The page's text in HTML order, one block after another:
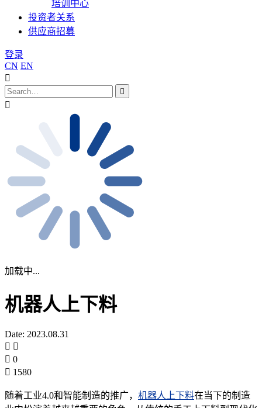
培训中心
投资者关系
供应商招募
登录
CN EN
加载中...
机器人上下料
Date: 2023.08.31
0
1580
随着工业4.0和智能制造的推广， 机器人上下料在当下的制造